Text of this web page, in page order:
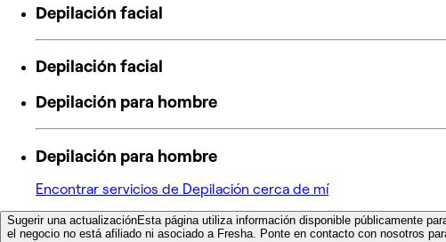
Depilación facial
Depilación facial
Depilación para hombre
Depilación para hombre
Encontrar servicios de Depilación cerca de mí
Sugerir una actualizaciónEsta página utiliza información disponible públicamente
el negocio no está afiliado ni asociado a Fresha. Ponte en contacto con nosotros